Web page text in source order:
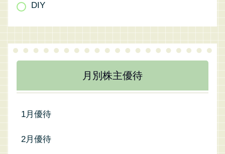
DIY
月別株主優待
1月優待
2月優待